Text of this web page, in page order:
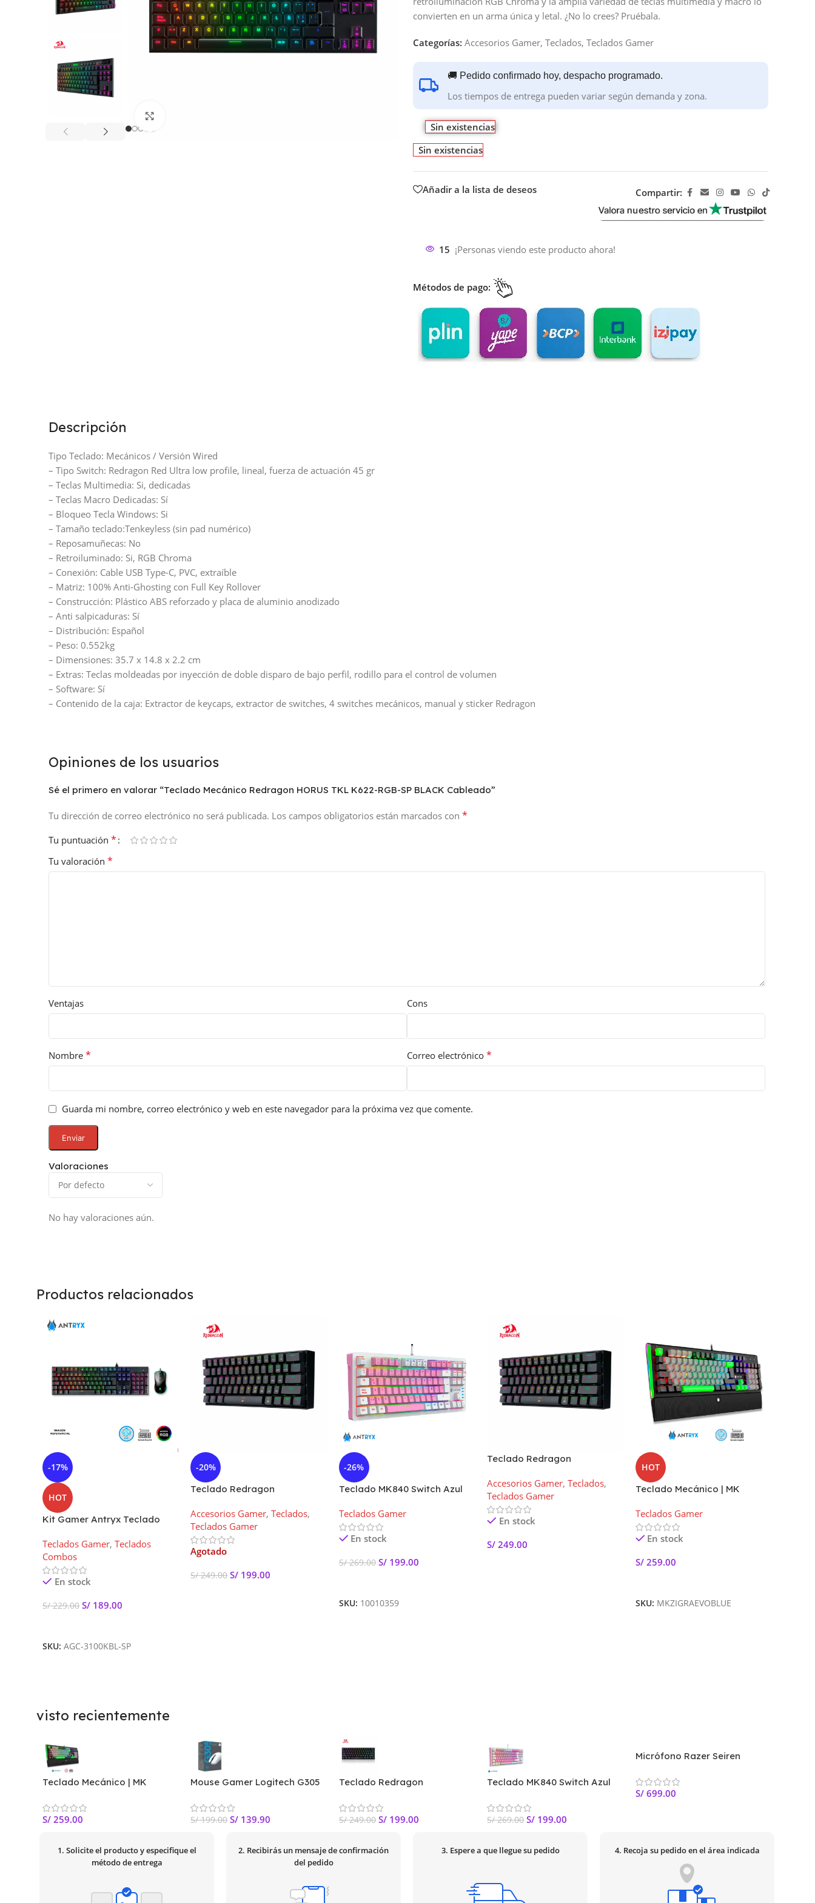
convierten en un arma única y letal. ¿No lo crees? Pruébala.
Categorías: Accesorios Gamer, Teclados, Teclados Gamer
🚚 Pedido confirmado hoy, despacho programado.
Los tiempos de entrega pueden variar según demanda y zona.
Sin existencias
Sin existencias
Añadir a la lista de deseos Compartir:
15 ¡Personas viendo este producto ahora!
Métodos de pago:
Descripción
Tipo Teclado: Mecánicos / Versión Wired
– Tipo Switch: Redragon Red Ultra low profile, lineal, fuerza de actuación 45 gr
– Teclas Multimedia: Si, dedicadas
– Teclas Macro Dedicadas: Sí
– Bloqueo Tecla Windows: Si
– Tamaño teclado:Tenkeyless (sin pad numérico)
– Reposamuñecas: No
– Retroiluminado: Si, RGB Chroma
– Conexión: Cable USB Type-C, PVC, extraíble
– Matriz: 100% Anti-Ghosting con Full Key Rollover
– Construcción: Plástico ABS reforzado y placa de aluminio anodizado
– Anti salpicaduras: Sí
– Distribución: Español
– Peso: 0.552kg
– Dimensiones: 35.7 x 14.8 x 2.2 cm
– Extras: Teclas moldeadas por inyección de doble disparo de bajo perfil, rodillo para el control de volumen
– Software: Sí
– Contenido de la caja: Extractor de keycaps, extractor de switches, 4 switches mecánicos, manual y sticker Redragon
Opiniones de los usuarios
Valoraciones
No hay valoraciones aún.
Sé el primero en valorar “Teclado Mecánico Redragon HORUS TKL K622-RGB-SP BLACK Cableado”
Tu dirección de correo electrónico no será publicada. Los campos obligatorios están marcados con *
Tu puntuación *
Tu valoración *
Ventajas Cons
Nombre * Correo electrónico *
Guarda mi nombre, correo electrónico y web en este navegador para la próxima vez que comente.
Productos relacionados
-17%
HOT
Kit Gamer Antryx Teclado
Switch Blue
Teclados Gamer, Teclados
Combos
En stock
S/229.00 S/ 189.00
SKU: AGC-3100KBL-SP
-20%
Teclado Redragon
BLACK (Brown Switch ) US
Accesorios Gamer, Teclados,
Teclados Gamer
Agotado
S/249.00 S/ 199.00
-26%
Teclado MK840 Switch Azul
Mecánico
Teclados Gamer
En stock
S/269.00 S/199.00
SKU: 10010359
Teclado Redragon
BLACK (Red Switch ) US
Accesorios Gamer, Teclados,
Teclados Gamer
En stock
S/ 249.00
HOT
Teclado Mecánico | MK
Switch Azul
Teclados Gamer
En stock
S/259.00
SKU: MKZIGRAEVOBLUE
visto recientemente
Teclado Mecánico | MK
Switch Red
S/ 259.00
Mouse Gamer Logitech G305
Blanco
S/199.00 S/ 139.90
Teclado Redragon
BLACK (Blue switch) US
S/249.00 S/199.00
Teclado MK840 Switch Azul
Mecánico
S/269.00 S/ 199.00
Micrófono Razer Seiren
Emoticonos 8 Bits
S/699.00
1. Solicite el producto y especifique el
método de entrega
2. Recibirás un mensaje de confirmación
del pedido
3. Espere a que llegue su pedido 4. Recoja su pedido en el área indicada